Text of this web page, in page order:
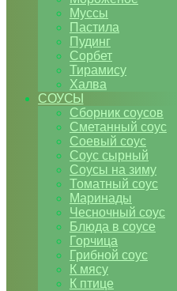
Муссы
Пастила
Пудинг
Сорбет
Тирамису
Халва
СОУСЫ
Сборник соусов
Сметанный соус
Соевый соус
Соус сырный
Соусы на зиму
Томатный соус
Маринады
Чесночный соус
Блюда в соусе
Горчица
Грибной соус
К мясу
К птице